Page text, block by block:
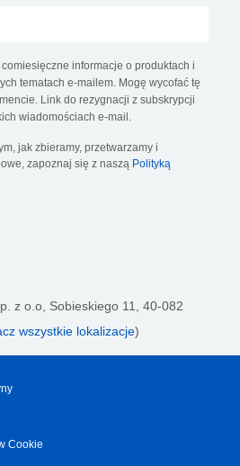
informacje o produktach i
tematach e-mailem. Mogę wycofać tę
Link do rezygnacji z subskrypcji
wiadomościach e-mail.
jak zbieramy, przetwarzamy i
zapoznaj się z naszą Polityką
z o.o, Sobieskiego 11, 40-082
wszystkie lokalizacje)
Cookie